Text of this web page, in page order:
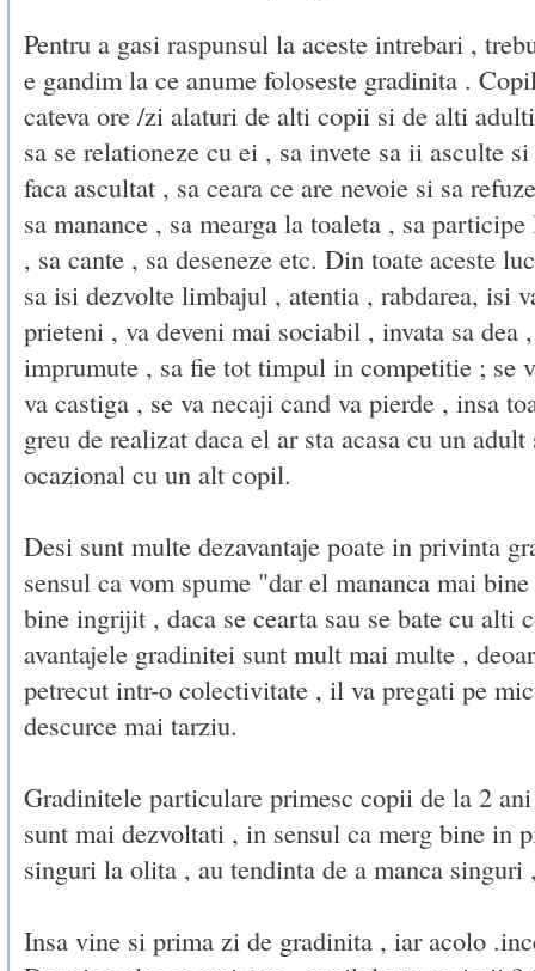
Pentru a gasi raspunsul la aceste intrebari ,
e gandim la ce anume foloseste gradinita .
cateva ore /zi alaturi de alti copii si de alti
sa se relationeze cu ei , sa invete sa ii asculte
faca ascultat , sa ceara ce are nevoie si sa
sa manance , sa mearga la toaleta , sa
, sa cante , sa deseneze etc. Din toate aceste
sa isi dezvolte limbajul , atentia , rabdarea, isi
prieteni , va deveni mai sociabil , invata sa dea
imprumute , sa fie tot timpul in competitie ; se
va castiga , se va necaji cand va pierde , insa
greu de realizat daca el ar sta acasa cu un
ocazional cu un alt copil.
Desi sunt multe dezavantaje poate in privinta
sensul ca vom spume "dar el mananca mai
bine ingrijit , daca se cearta sau se bate cu alti
avantajele gradinitei sunt mult mai multe ,
petrecut intr-o colectivitate , il va pregati pe
descurce mai tarziu.
Gradinitele particulare primesc copii de la 2 ani
sunt mai dezvoltati , in sensul ca merg bine in
singuri la olita , au tendinta de a manca singuri
Insa vine si prima zi de gradinita , iar acolo